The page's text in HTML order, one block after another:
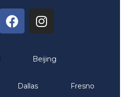
Beijing
Dallas Fresno